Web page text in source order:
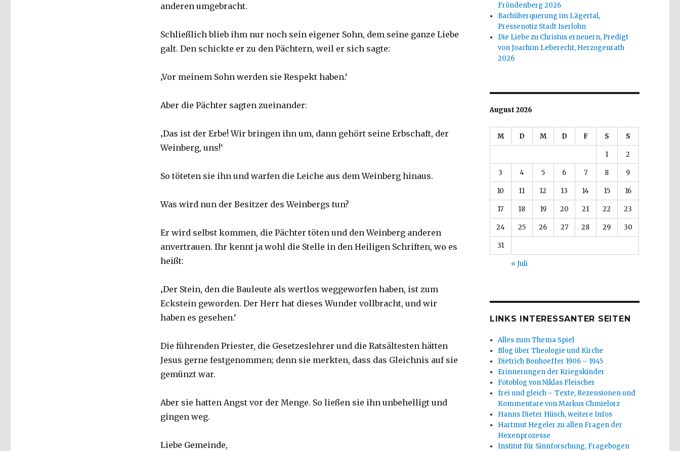
anderen umgebracht.
Schließlich blieb ihm nur noch sein eigener Sohn, dem seine ganze Liebe
galt. Den schickte er zu den Pächtern, weil er sich sagte:
‚Vor meinem Sohn werden sie Respekt haben.‘
Aber die Pächter sagten zueinander:
‚Das ist der Erbe! Wir bringen ihn um, dann gehört seine Erbschaft, der
Weinberg, uns!‘
So töteten sie ihn und warfen die Leiche aus dem Weinberg hinaus.
Was wird nun der Besitzer des Weinbergs tun?
Er wird selbst kommen, die Pächter töten und den Weinberg anderen
anvertrauen. Ihr kennt ja wohl die Stelle in den Heiligen Schriften, wo es
heißt:
‚Der Stein, den die Bauleute als wertlos weggeworfen haben, ist zum
Eckstein geworden. Der Herr hat dieses Wunder vollbracht, und wir
haben es gesehen.‘
Die führenden Priester, die Gesetzeslehrer und die Ratsältesten hätten
Jesus gerne festgenommen; denn sie merkten, dass das Gleichnis auf sie
gemünzt war.
Aber sie hatten Angst vor der Menge. So ließen sie ihn unbehelligt und
gingen weg.
Liebe Gemeinde,
Fröndenberg 2026
Bachüberquerung im Lägertal,
Pressenotiz Stadt Iserlohn
Die Liebe zu Christus erneuern, Predigt
von Joachim Leberecht, Herzogenrath
2026
August 2026
M D M D F S S
1 2
3 4 5 6 7 8 9
10 11 12 13 14 15 16
17 18 19 20 21 22 23
24 25 26 27 28 29 30
31
« Juli
LINKS INTERESSANTER SEITEN
Alles zum Thema Spiel
Blog über Theologie und Kirche
Dietrich Bonhoeffer 1906 – 1945
Erinnerungen der Kriegskinder
Fotoblog von Niklas Fleischer
frei und gleich – Texte, Rezensionen und
Kommentare von Markus Chmielorz
Hanns Dieter Hüsch, weitere Infos
Hartmut Hegeler zu allen Fragen der
Hexenprozesse
Institut für Sinnforschung, Fragebogen